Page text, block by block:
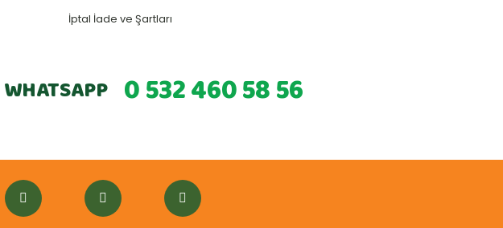
İptal İade ve Şartları
WHATSAPP 0 532 460 58 56